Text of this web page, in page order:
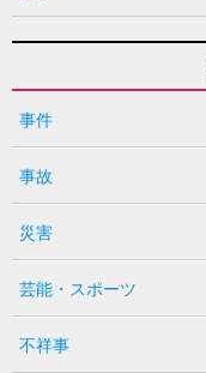
事件
事故
災害
芸能・スポーツ
不祥事